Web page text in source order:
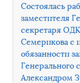
Состоялась
заместителя
секретаря
Семерикова с
обязанности
Генерального
Александром